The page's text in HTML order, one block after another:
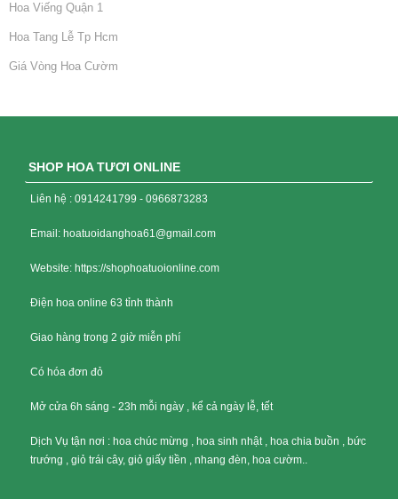
Hoa Viếng Quận 1
Hoa Tang Lễ Tp Hcm
Giá Vòng Hoa Cườm
SHOP HOA TƯƠI ONLINE
Liên hệ : 0914241799 - 0966873283
Email: hoatuoidanghoa61@gmail.com
Website: https://shophoatuoionline.com
Điện hoa online 63 tỉnh thành
Giao hàng trong 2 giờ miễn phí
Có hóa đơn đỏ
Mở cửa 6h sáng - 23h mỗi ngày , kể cả ngày lễ, tết
Dịch Vụ tận nơi : hoa chúc mừng , hoa sinh nhật , hoa chia buồn , bức
trướng , giỏ trái cây, giỏ giấy tiền , nhang đèn, hoa cườm..